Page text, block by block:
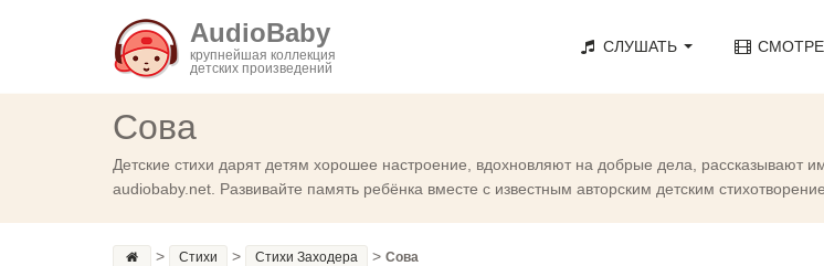
AudioBaby
крупнейшая коллекция
детских произведений
СЛУШАТЬ
Сова
Детские стихи дарят детям хорошее настроение, вдохновляют на добрые дела, рассказывают
audiobaby.net. Развивайте память ребёнка вместе с известным авторским детским
> Стихи > Стихи Заходера > Сова